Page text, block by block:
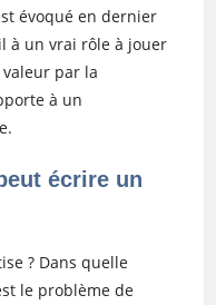
évoqué en dernier
à un vrai rôle à jouer
par la
à un
écrire un
? Dans quelle
le problème de